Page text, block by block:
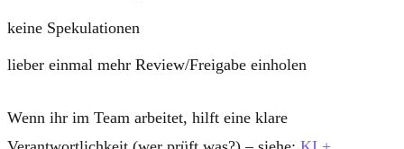
keine Spekulationen
lieber einmal mehr Review/Freigabe einholen
Wenn ihr im Team arbeitet, hilft eine klare